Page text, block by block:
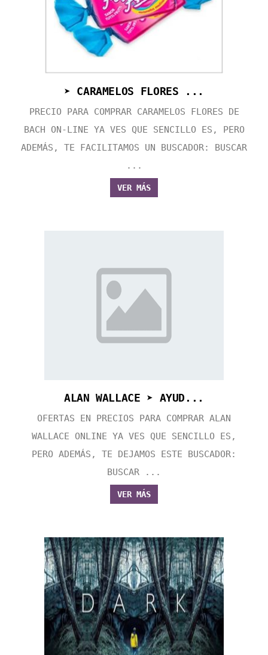
➤ CARAMELOS FLORES ...
PRECIO PARA COMPRAR CARAMELOS FLORES DE
BACH ON-LINE YA VES QUE SENCILLO ES, PERO
ADEMÁS, TE FACILITAMOS UN BUSCADOR: BUSCAR
...
VER MÁS
ALAN WALLACE ➤ AYUD...
OFERTAS EN PRECIOS PARA COMPRAR ALAN
WALLACE ONLINE YA VES QUE SENCILLO ES,
PERO ADEMÁS, TE DEJAMOS ESTE BUSCADOR:
BUSCAR ...
VER MÁS